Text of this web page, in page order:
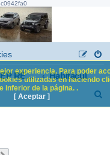
JEEP RENEGADE
Habitáculo / Interior
experiencia. Para poder
utilizadas en haciendo
inferior de la página. .
[ Aceptar ]